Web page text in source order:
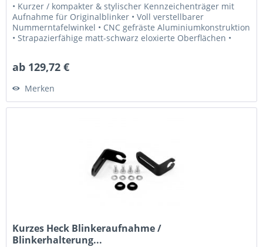
• Kurzer / kompakter & stylischer Kennzeichenträger mit
Aufnahme für Originalblinker • Voll verstellbarer
Nummerntafelwinkel • CNC gefräste Aluminiumkonstruktion
• Strapazierfähige matt-schwarz eloxierte Oberflächen •
ab 129,72 €
Merken
Kurzes Heck Blinkeraufnahme /
Blinkerhalterung...